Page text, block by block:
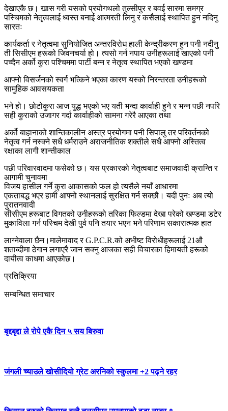
देखाएकै छ। खास गरी यसको प्रयोगथलो तुल्सीपुर र बवई सारमा समग्र
पस्चिमको नेतृत्वलाई ध्वस्त बनाई आत्मरती लिनु र कसैलाई स्थापित हुन नदिनु
सारतः
कार्यकर्ता र नेतृत्वमा सुनियोजित अन्तरविरोध हाली केन्द्रीकरण हुन पनी नदीनु
ती सिसीएम हरूको जिवनचर्या हो। त्यसो गर्न नपाय उनीहरूलाई खाएको पनी
पच्दैन अर्को कुरा पश्चिममा पार्टी बन्न र नेतृत्व स्थापित भएको खण्डमा
आफ्नो विसर्जनको स्वर्ग भत्किने भएका कारण यस्को निरन्तरता उनीहरूको
सामुहिक आवसयकता
भने हो। छोटोकुरा आज युद्ध भएको भए यती भन्दा कार्वाही हुने र भन्न पछी नपरि
सही कुराको उजागर गर्दा कार्वाहीको सामना गरेरै आएका तथा
अर्को बाहानाको शान्तिकालीन अस्त्र प्रयोगमा पनी सिपालु तर परिवर्तनको
नेतृत्व गर्न नस्क्ने सधै धर्मराउने अराजनीतिक शक्तीले सधै आफ्नो अस्तित्व
रक्षाका लागी शान्तीकाल
पछी परिवारवादमा फसेको छ। यस प्रकारको नेतृत्वबाट समाजवादी क्रान्ति र
आगामी चुनावमा
विजय हासील गर्ने कुरा आकासको फल हो त्यसैले नयाँ आधारमा
एकताबद्ध भएर हामी आफ्नो स्थानलाई सुरक्षित गर्न सक्छौ। यदी पुनः अब त्यो
पुरातनवादी
सीसीएम हरूबाट विगतको उनीहरूको तरिका फिल्डमा देखा परेको खण्डमा डटेर
मुकाविला गर्न पस्चिम देखी पुर्व पनि तयार भएन भने परिणाम सकारात्मक हात
लाग्नेवाला छैन।मालेमावाद र G.P.C.R.को अभीष्ट विरोधीहरूलाई 21औ
शताब्दीमा ठेगान लगाएरै जान सक्नु आजका सही विचारका हिमायती हरूको
दायीत्व काधमा आएकोछ।
प्रतिक्रिया
सम्बन्धित समाचार
बृद्दबृद्दा ले रोपे एकै दिन ५ सय बिरुवा
जंगली च्याउले खोसीदियो ग्रेट अरनिको स्कुलमा +2 पढ्ने रहर